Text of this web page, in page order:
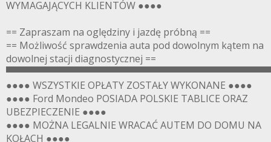
WYMAGAJĄCYCH KLIENTÓW ●●●●
== Zapraszam na oględziny i jazdę próbną ==
== Możliwość sprawdzenia auta pod dowolnym kątem na
dowolnej stacji diagnostycznej ==
●●●● WSZYSTKIE OPŁATY ZOSTAŁY WYKONANE ●●●●
●●●● Ford Mondeo POSIADA POLSKIE TABLICE ORAZ
UBEZPIECZENIE ●●●●
●●●● MOŻNA LEGALNIE WRACAĆ AUTEM DO DOMU NA
KOŁACH ●●●●